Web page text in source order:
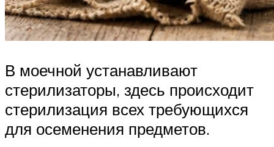
В моечной устанавливают
стерилизаторы, здесь происходит
стерилизация всех требующихся
для осеменения предметов.